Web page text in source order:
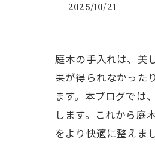
2025/10/21
庭木の手入れは、美
果が得られなかった
ます。本ブログでは
します。これから庭
をより快適に整えま